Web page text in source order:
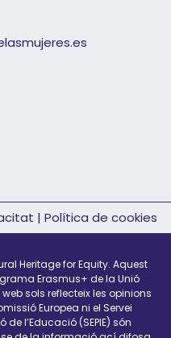
| Política de cookies
Heritage for Equity. Aquest
Erasmus+ de la Unió
sols reflecteix les opinions
Europea ni el Servei
l’Educació (SEPIE) són